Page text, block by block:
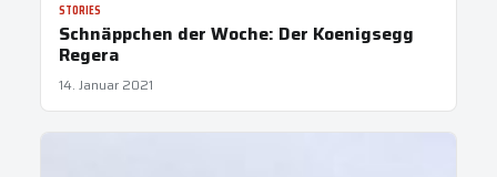
STORIES
Schnäppchen der Woche: Der Koenigsegg
Regera
14. Januar 2021